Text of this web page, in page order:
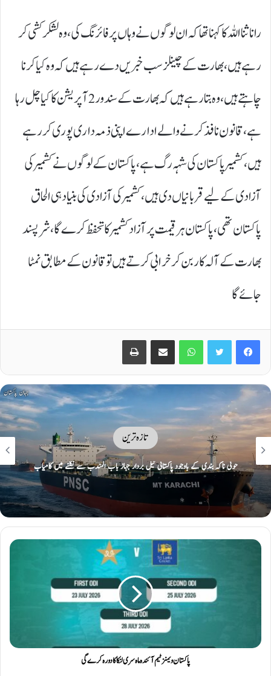
رانا ثنا اللہ کا کہنا تھا کہ ان لوگوں نے وہاں پر فائرنگ کی، وہ لشکرکشی کر
رہے ہیں، بھارت کے چینلز سب خبریں دے رہے ہیں کہ وہ کیا کرنا
چاہتے ہیں، وہ بتارہے ہیں کہ بھارت کے سندور 2 آپریشن کا کیا چل رہا
ہے، قانون نافذ کرنے والے ادارے اپنی ذمہ داری پوری کر رہے
ہیں، کشمیر پاکستان کی شہہ رگ ہے، پاکستان کے لوگوں نےکشمیرکی
آزادی کے لیے قربانیاں دی ہیں، کشمیرکی آزادی کی بنیاد ہی الحاق
پاکستان تھی، پاکستان ہر قیمت پر آزادکشمیر کا تحفظ کرےگا، شرپسند
بھارت کے آلہ کاربن کرخرابی کرتے ہیں تو قانون کے مطابق نمٹا
جائے گا
Facebook
Twitter
WhatsApp
Share via Email
Print
تازہ ترین
آبنائے ہرمز پر عبوری معاہدے کا اعلان آج متوقع، شمالی راستے پر ایران، جنوبی
راستے پر عمان کا کنٹرول ہوگا: امریکی نیوز ویب سائٹ
پاکستان ویمنز ٹیم آئندہ ماہ سری لنکا کا دورہ کرے گی